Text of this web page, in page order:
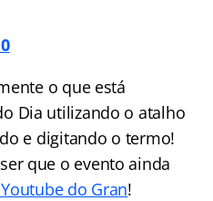
o que está
Dia utilizando o atalho
e digitando o termo!
que o evento ainda
do Gran!